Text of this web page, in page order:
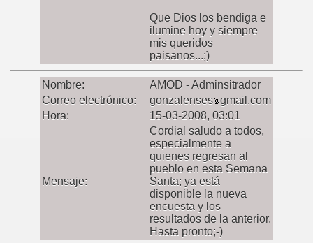
Que Dios los bendiga e
ilumine hoy y siempre
mis queridos
paisanos...;)
Nombre:
AMOD - Adminsitrador
Correo electrónico:
gonzalenses gmail.com
Hora:
15-03-2008, 03:01
Mensaje:
Cordial saludo a todos,
especialmente a
quienes regresan al
pueblo en esta Semana
Santa; ya está
disponible la nueva
encuesta y los
resultados de la anterior.
Hasta pronto;-)